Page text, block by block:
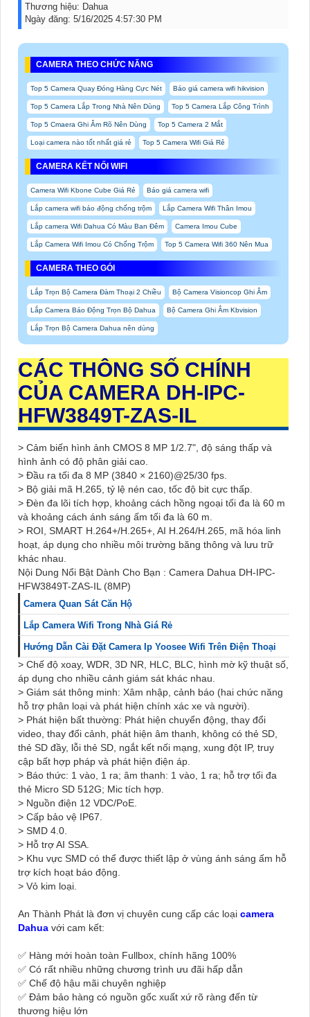
Thương hiệu: Dahua
Ngày đăng: 5/16/2025 4:57:30 PM
CAMERA THEO CHỨC NĂNG
Top 5 Camera Quay Đóng Hàng Cực Nét Báo giá camera wifi hikvision
Top 5 Camera Lắp Trong Nhà Nên Dùng Top 5 Camera Lắp Công Trình
Top 5 Cmaera Ghi Âm Rõ Nên Dùng Top 5 Camera 2 Mắt
Loại camera nào tốt nhất giá rẻ Top 5 Camera Wifi Giá Rẻ
CAMERA KẾT NỐI WIFI
Camera Wifi Kbone Cube Giá Rẻ Báo giá camera wifi
Lắp camera wifi báo động chống trộm Lắp Camera Wifi Thân Imou
Lắp camera Wifi Dahua Có Màu Ban Đêm Camera Imou Cube
Lắp Camera Wifi Imou Có Chống Trộm Top 5 Camera Wifi 360 Nên Mua
CAMERA THEO GÓI
Lắp Trọn Bộ Camera Đàm Thoại 2 Chiều Bộ Camera Visioncop Ghi Âm
Lắp Camera Báo Động Trọn Bộ Dahua Bộ Camera Ghi Âm Kbvision
Lắp Trọn Bộ Camera Dahua nên dùng
CÁC THÔNG SỐ CHÍNH
CỦA CAMERA DH-IPC-
HFW3849T-ZAS-IL
> Cảm biến hình ảnh CMOS 8 MP 1/2.7", độ sáng thấp và
hình ảnh có độ phân giải cao.
> Đầu ra tối đa 8 MP (3840 × 2160)@25/30 fps.
> Bộ giải mã H.265, tỷ lệ nén cao, tốc độ bit cực thấp.
> Đèn đa lõi tích hợp, khoảng cách hồng ngoại tối đa là 60 m
và khoảng cách ánh sáng ấm tối đa là 60 m.
> ROI, SMART H.264+/H.265+, AI H.264/H.265, mã hóa linh
hoạt, áp dụng cho nhiều môi trường băng thông và lưu trữ
khác nhau.
Nội Dung Nổi Bật Dành Cho Bạn : Camera Dahua DH-IPC-
HFW3849T-ZAS-IL (8MP)
Camera Quan Sát Căn Hộ
Lắp Camera Wifi Trong Nhà Giá Rẻ
Hướng Dẫn Cài Đặt Camera Ip Yoosee Wifi Trên Điện Thoại
> Chế độ xoay, WDR, 3D NR, HLC, BLC, hình mờ kỹ thuật số,
áp dụng cho nhiều cảnh giám sát khác nhau.
> Giám sát thông minh: Xâm nhập, cảnh báo (hai chức năng
hỗ trợ phân loại và phát hiện chính xác xe và người).
> Phát hiện bất thường: Phát hiện chuyển động, thay đổi
video, thay đổi cảnh, phát hiện âm thanh, không có thẻ SD,
thẻ SD đầy, lỗi thẻ SD, ngắt kết nối mạng, xung đột IP, truy
cập bất hợp pháp và phát hiện điện áp.
> Báo thức: 1 vào, 1 ra; âm thanh: 1 vào, 1 ra; hỗ trợ tối đa
thẻ Micro SD 512G; Mic tích hợp.
> Nguồn điện 12 VDC/PoE.
> Cấp bảo vệ IP67.
> SMD 4.0.
> Hỗ trợ AI SSA.
> Khu vực SMD có thể được thiết lập ở vùng ánh sáng ấm hỗ
trợ kích hoạt báo động.
> Vỏ kim loại.
An Thành Phát là đơn vị chuyên cung cấp các loại camera
Dahua với cam kết:
✅ Hàng mới hoàn toàn Fullbox, chính hãng 100%
✅ Có rất nhiều những chương trình ưu đãi hấp dẫn
✅ Chế độ hậu mãi chuyên nghiệp
✅ Đảm bảo hàng có nguồn gốc xuất xứ rõ ràng đến từ
thương hiệu lớn